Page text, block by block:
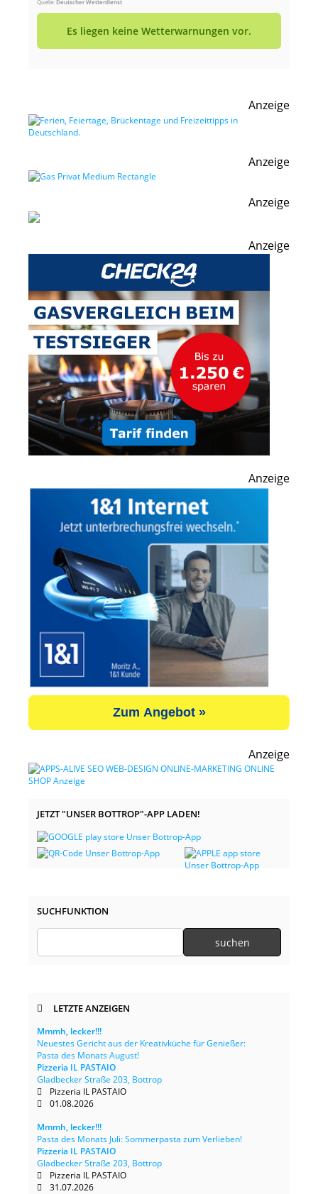
Es liegen keine Wetterwarnungen vor.
Anzeige
Anzeige
Anzeige
Anzeige
Anzeige
Zum Angebot »
Anzeige
JETZT "UNSER BOTTROP"-APP LADEN!
SUCHFUNKTION
LETZTE ANZEIGEN
Mmmh, lecker!!!
Neuestes Gericht aus der Kreativküche für Genießer:
Pasta des Monats August!
Pizzeria IL PASTAIO
Gladbecker Straße 203, Bottrop
Pizzeria IL PASTAIO
01.08.2026
Mmmh, lecker!!!
Pasta des Monats Juli: Sommerpasta zum Verlieben!
Pizzeria IL PASTAIO
Gladbecker Straße 203, Bottrop
Pizzeria IL PASTAIO
31.07.2026